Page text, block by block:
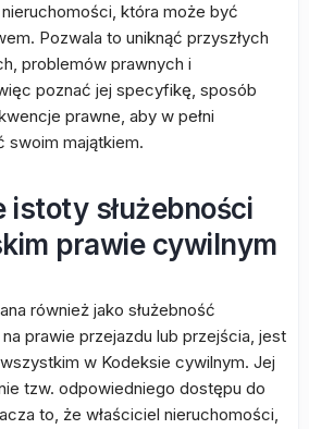
która może być
Pozwala to uniknąć przyszłych
problemów prawnych i
poznać jej specyfikę, sposób
prawne, aby w pełni
swoim majątkiem.
istoty służebności
prawie cywilnym
również jako służebność
prawie przejazdu lub przejścia, jest
w Kodeksie cywilnym. Jej
tzw. odpowiedniego dostępu do
to, że właściciel nieruchomości,